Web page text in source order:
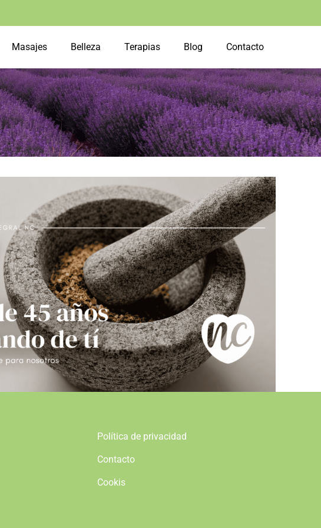
Masajes Belleza Terapias Blog Contacto
Política de privacidad
Contacto
Cookis